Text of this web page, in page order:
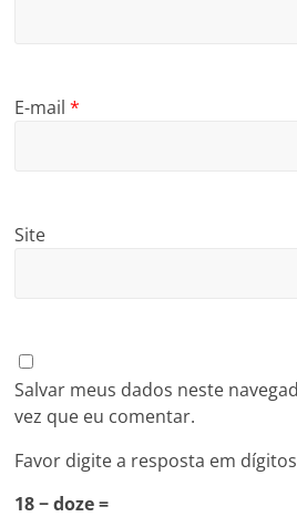
E-mail*
Site
Salvar meus dados neste
vez que eu comentar.
Favor digite a resposta em
18 − doze =